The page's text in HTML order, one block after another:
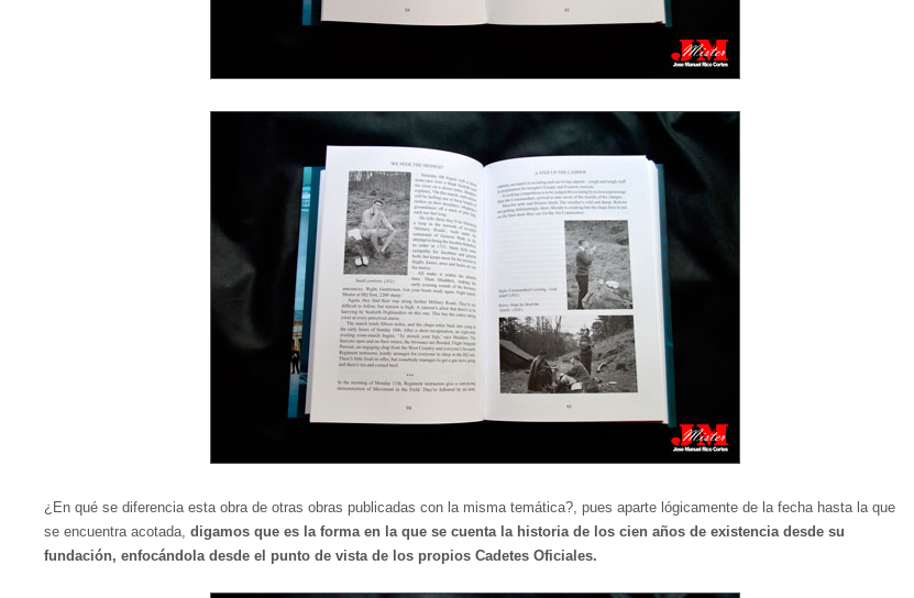
¿En qué se diferencia esta obra de otras obras publicadas con la misma temática?, pues aparte lógicamente de la fecha hasta la que
se encuentra acotada, digamos que es la forma en la que se cuenta la historia de los cien años de existencia desde su
fundación, enfocándola desde el punto de vista de los propios Cadetes Oficiales.